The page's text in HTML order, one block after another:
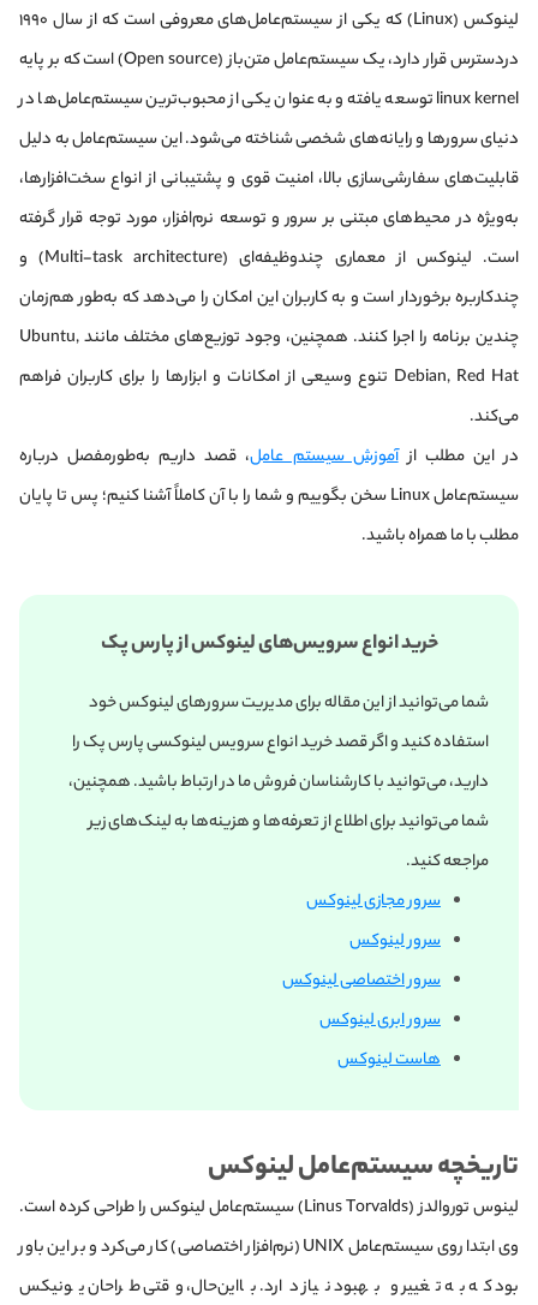
لینوکس (Linux) که یکی از سیستم‌عامل‌های معروفی است که از سال ۱۹۹۰
در‌دسترس قرار دارد، یک سیستم‌عامل متن‌باز (Open source) است که بر پایه
linux kernel توسعه یافته و به عنوان یکی از محبوب‌ترین سیستم‌عامل‌ها در
دنیای سرورها و رایانه‌های شخصی شناخته می‌شود. این سیستم‌عامل به دلیل
قابلیت‌های سفارشی‌سازی بالا، امنیت قوی و پشتیبانی از انواع سخت‌افزارها،
به‌ویژه در محیط‌های مبتنی بر سرور و توسعه نرم‌افزار، مورد توجه قرار گرفته
است. لینوکس از معماری چندوظیفه‌ای (Multi-task architecture) و
چندکاربره برخوردار است و به کاربران این امکان را می‌دهد که به‌طور هم‌زمان
چندین برنامه را اجرا کنند. همچنین، وجود توزیع‌های مختلف مانند Ubuntu,
Debian, Red Hat تنوع وسیعی از امکانات و ابزارها را برای کاربران فراهم
می‌کند.
در این مطلب ازآموزش سیستم عامل، قصد داریم به‌طورمفصل درباره
سیستم‌عامل Linux سخن بگوییم و شما را با آن کاملاً آشنا کنیم؛ پس تا پایان
مطلب با ما همراه باشید.
خرید انواع سرویس‌‌های لینوکس از پارس پک
شما می‌توانید از این مقاله برای مدیریت سرورهای لینوکس خود
استفاده کنید و اگر قصد خرید انواع سرویس‌ لینوکسی پارس پک را
دارید، می‌توانید با کارشناسان فروش ما در ارتباط باشید. همچنین،
شما می‌توانید برای اطلاع از تعرفه‌ها و هزینه‌ها به لینک‌های زیر
مراجعه کنید.
سرور مجازی لینوکس
سرور لینوکس
سرور اختصاصی لینوکس
سرور ابری لینوکس
هاست لینوکس
تاریخچه سیستم‌عامل لینوکس
لینوس توروالدز (Linus Torvalds) سیستم‌عامل لینوکس را طراحی کرده است.
وی ابتدا روی سیستم‌عامل UNIX (نرم‌افزار اختصاصی) کار می‌کرد و بر این باور
بود که به تغییر و بهبود نیاز دارد. با‌این‌حال، وقتی طراحان یونیکس